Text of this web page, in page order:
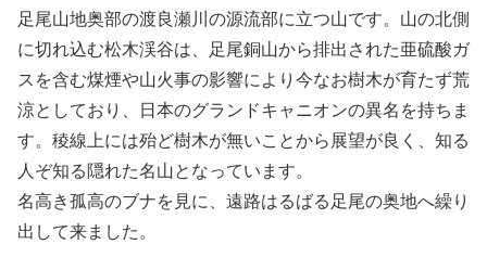
足尾山地奥部の渡良瀬川の源流部に立つ山です。山の北側
に切れ込む松木渓谷は、足尾銅山から排出された亜硫酸ガ
スを含む煤煙や山火事の影響により今なお樹木が育たず荒
涼としており、日本のグランドキャニオンの異名を持ちま
す。稜線上には殆ど樹木が無いことから展望が良く、知る
人ぞ知る隠れた名山となっています。
名高き孤高のブナを見に、遠路はるばる足尾の奥地へ繰り
出して来ました。